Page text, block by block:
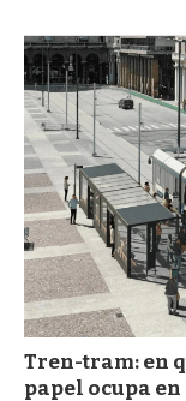
Tren-tram: en
papel ocupa